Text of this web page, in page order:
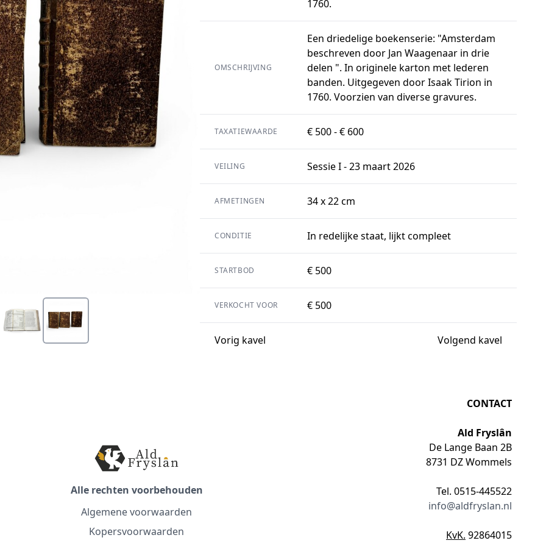
1760.
OMSCHRIJVING
Een driedelige boekenserie: "Amsterdam
beschreven door Jan Waagenaar in drie
delen ". In originele karton met lederen
banden. Uitgegeven door Isaak Tirion in
1760. Voorzien van diverse gravures.
TAXATIEWAARDE € 500 - € 600
VEILING Sessie I - 23 maart 2026
AFMETINGEN 34 x 22 cm
CONDITIE In redelijke staat, lijkt compleet
STARTBOD € 500
VERKOCHT VOOR € 500
Vorig kavel Volgend kavel
Alle rechten voorbehouden
Algemene voorwaarden
Kopersvoorwaarden
CONTACT
Ald Fryslân
De Lange Baan 2B
8731 DZ Wommels
Tel. 0515-445522
info@aldfryslan.nl
KvK. 92864015